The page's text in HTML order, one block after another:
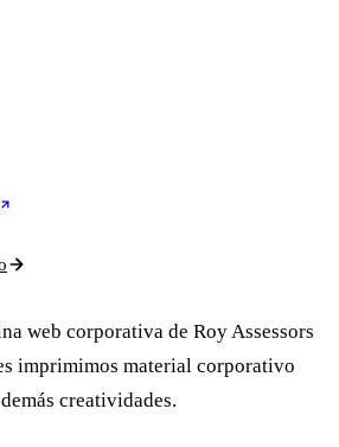
web corporativa de Roy Assessors
imprimimos material corporativo
creatividades.